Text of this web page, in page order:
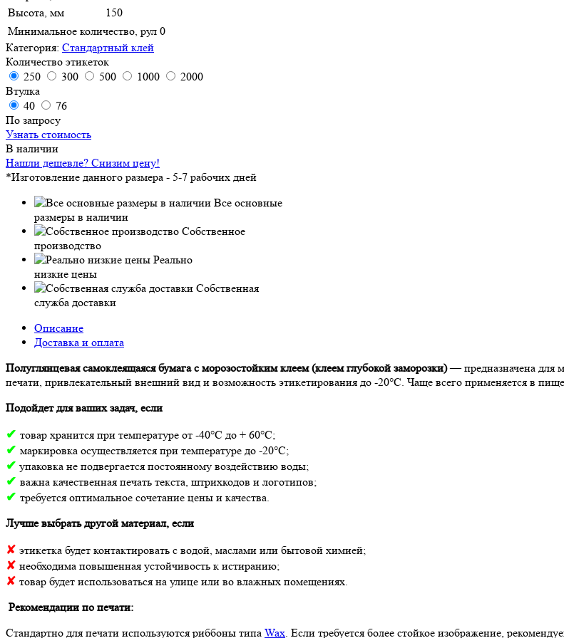
Высота, мм
150
Минимальное количество, рул 0
Категория: Стандартный клей
Количество этикеток
250
300 500 1000
2000
Втулка
40
76
По запросу
Узнать стоимость
В наличии
Нашли дешевле? Снизим цену!
*Изготовление данного размера - 5-7 рабочих дней
Все основные
размеры в наличии
Собственное
производство
Реально
низкие цены
Собственная
служба доставки
Описание
Доставка и оплата
Полуглянцевая самоклеящаяся бумага с морозостойким клеем (клеем глубокой заморозки)— предназначена для
печати, привлекательный внешний вид и возможность этикетирования до -20°C. Чаще всего применяется в
Подойдет для ваших задач, если
✔ товар хранится при температуре от -40°С до + 60°С;
✔ маркировка осуществляется при температуре до -20°С;
✔ упаковка не подвергается постоянному воздействию воды;
✔ важна качественная печать текста, штрихкодов и логотипов;
✔ требуется оптимальное сочетание цены и качества.
Лучше выбрать другой материал, если
✘ этикетка будет контактировать с водой, маслами или бытовой химией;
✘ необходима повышенная устойчивость к истиранию;
✘ товар будет использоваться на улице или во влажных помещениях.
Рекомендации по печати:
Стандартно для печати используются риббоны типа Wax . Если требуется более стойкое изображение,